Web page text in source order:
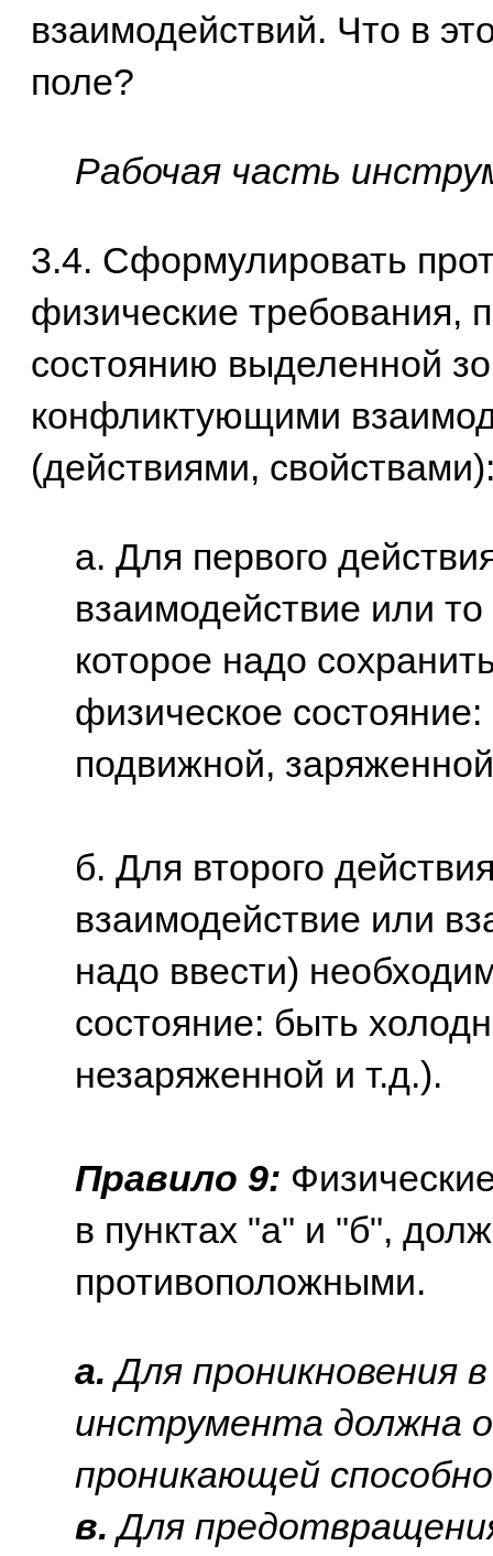
взаимодействий. Что в
поле?
Рабочая часть
3.4. Сформулировать
физические требования,
состоянию выделенной
конфликтующими
(действиями,
а. Для первого
взаимодействие или
которое надо
физическое
подвижной,
б. Для второго
взаимодействие или
надо ввести)
состояние: быть
незаряженной и т.д.).
Правило 9:
в пунктах "а" и "б",
противоположными.
a. Для проникновения
инструмента должна
проникающей
в. Для